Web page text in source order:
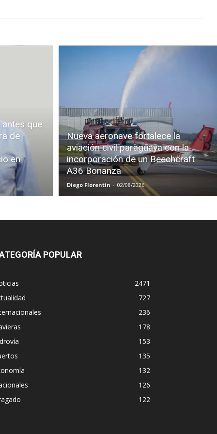
que
de
en
Nueva aeronave fortalece la
aviación civil paraguaya con la
incorporación de un Beechcraft
A36 Bonanza
Diego Florentin - 02/08/2026
POPULAR
2471
727
236
178
153
135
132
126
122